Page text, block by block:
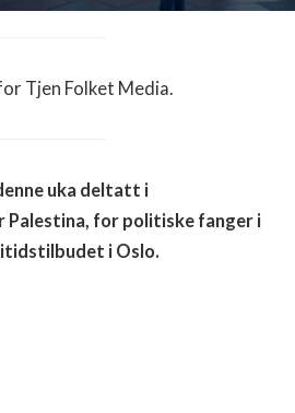
Tjen Folket Media.
uka deltatt i
for politiske fanger i
i Oslo.